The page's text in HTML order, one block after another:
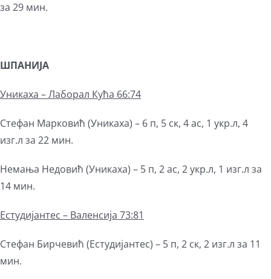
за 29 мин.
ШПАНИЈА
Уникаха – Лаборал Кућа 66:74
Стефан Марковић (Уникаха) – 6 п, 5 ск, 4 ас, 1 укр.л, 4
изг.л за 22 мин.
Немања Недовић (Уникаха) – 5 п, 2 ас, 2 укр.л, 1 изг.л за
14 мин.
Естудијантес – Валенсија 73:81
Стефан Бирчевић (Естудијантес) – 5 п, 2 ск, 2 изг.л за 11
мин.